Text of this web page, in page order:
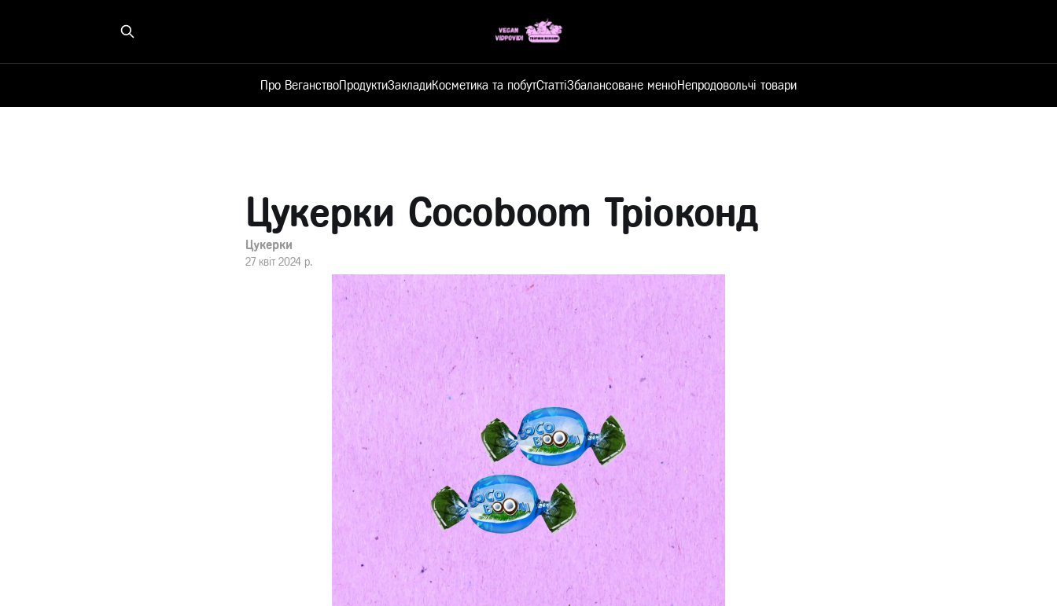
Про ВеганствоПродуктиЗакладиКосметика та побутСтаттіЗбалансоване менюНепродовольчі товари
Цукерки Cocoboom Тріоконд
Цукерки
27 квіт 2024 р.